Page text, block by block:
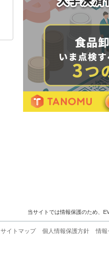
当サイトでは情報保護のため、
サイトマップ 個人情報保護方針 情報